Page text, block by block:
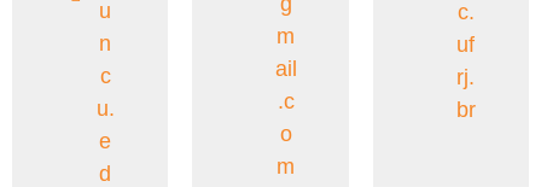
u
n
c
u.
e
d
m
ail
.c
o
m
c.
uf
rj.
br